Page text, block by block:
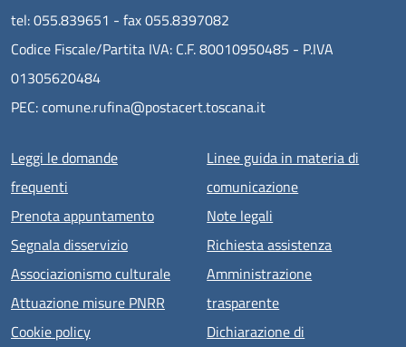
tel: 055.839651 - fax 055.8397082
Codice Fiscale/Partita IVA: C.F. 80010950485 - P.IVA
01305620484
PEC: comune.rufina@postacert.toscana.it
Menu piè di pagina
Leggi le domande
frequenti
Prenota appuntamento
Segnala disservizio
Associazionismo culturale
Attuazione misure PNRR
Cookie policy
Linee guida in materia di
comunicazione
Note legali
Richiesta assistenza
Amministrazione
trasparente
Dichiarazione di